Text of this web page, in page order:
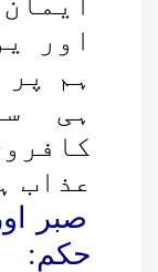
اور
ہم
ہی
عذاب
صبر
حکم: